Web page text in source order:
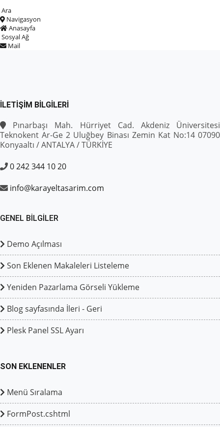
Ara
Navigasyon
Anasayfa
Sosyal Ağ
Mail
İLETIŞIM BILGILERI
Pınarbaşı Mah. Hürriyet Cad. Akdeniz Üniversitesi
Teknokent Ar-Ge 2 Uluğbey Binası Zemin Kat No:14 07090
Konyaaltı / ANTALYA / TÜRKİYE
0 242 344 10 20
info@karayeltasarim.com
GENEL BILGILER
Demo Açılması
Son Eklenen Makaleleri Listeleme
Yeniden Pazarlama Görseli Yükleme
Blog sayfasında İleri - Geri
Plesk Panel SSL Ayarı
SON EKLENENLER
Menü Sıralama
FormPost.cshtml